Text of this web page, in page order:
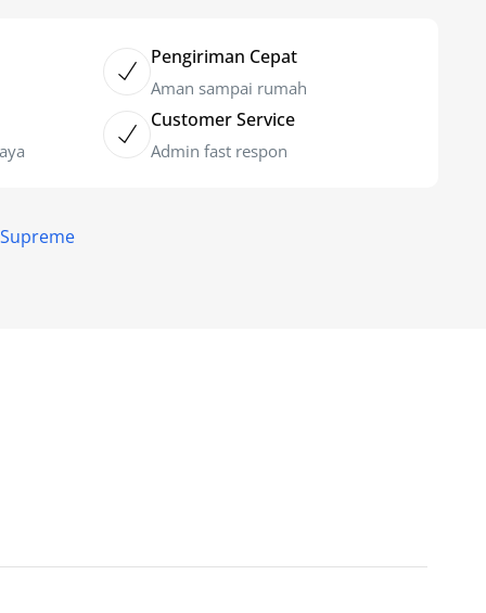
Pengiriman Cepat
Aman sampai rumah
Customer Service
Admin fast respon